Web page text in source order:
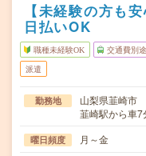
【未経験の方も
日払いOK
職種未経験OK 交通費別
派遣
勤務地
山梨県韮崎市
韮崎駅から車7
曜日頻度 月～金